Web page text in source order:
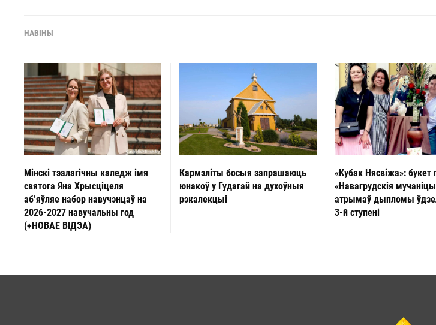
НАВІНЫ
Мінскі тэалагічны каледж імя
святога Яна Хрысціцеля
аб’яўляе набор навучэнцаў на
2026-2027 навучальны год
(+НОВАЕ ВІДЭА)
Кармэліты босыя запрашаюць
юнакоў у Гудагай на духоўныя
рэкалекцыі
«Кубак Нясвіжа»: букет
«Навагрудскія
атрымаў дыпломы
3-й ступені